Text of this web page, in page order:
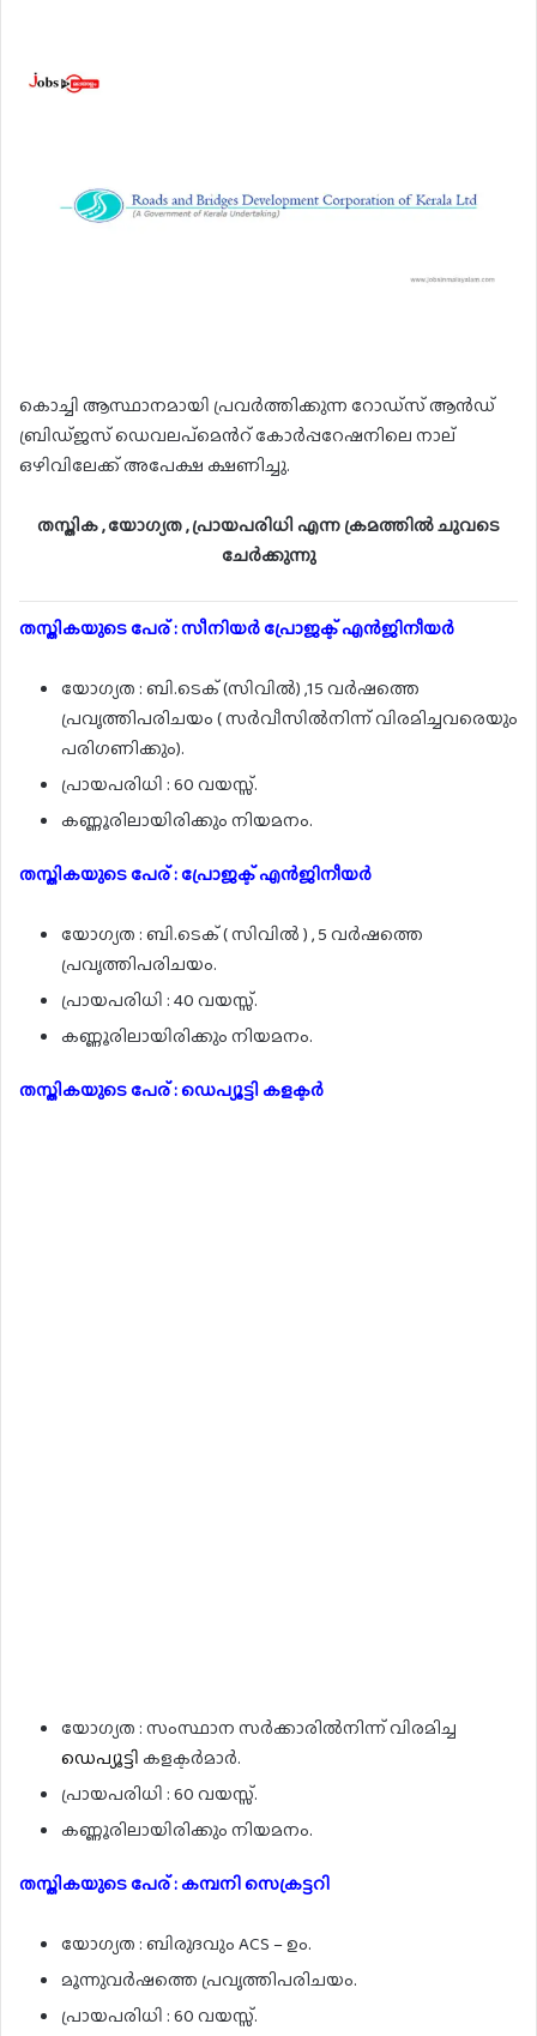
കൊച്ചി ആസ്ഥാനമായി പ്രവർത്തിക്കുന്ന റോഡ്‌സ് ആൻഡ്
ബ്രിഡ്‌ജസ് ഡെവലപ്മെൻറ് കോർപ്പറേഷനിലെ നാല്
ഒഴിവിലേക്ക് അപേക്ഷ ക്ഷണിച്ചു.
തസ്തിക , യോഗ്യത , പ്രായപരിധി എന്ന ക്രമത്തിൽ ചുവടെ
ചേർക്കുന്നു
തസ്തികയുടെ പേര് : സീനിയർ പ്രോജക്ട് എൻജിനീയർ
യോഗ്യത : ബി.ടെക് (സിവിൽ) ,15 വർഷത്തെ
പ്രവൃത്തിപരിചയം ( സർവീസിൽനിന്ന് വിരമിച്ചവരെയും
പരിഗണിക്കും).
പ്രായപരിധി : 60 വയസ്സ്.
കണ്ണൂരിലായിരിക്കും നിയമനം.
തസ്തികയുടെ പേര് : പ്രോജക്ട് എൻജിനീയർ
യോഗ്യത : ബി.ടെക് ( സിവിൽ ) , 5 വർഷത്തെ
പ്രവൃത്തിപരിചയം.
പ്രായപരിധി : 40 വയസ്സ്.
കണ്ണൂരിലായിരിക്കും നിയമനം.
തസ്തികയുടെ പേര് : ഡെപ്യൂട്ടി കളക്ടർ
യോഗ്യത : സംസ്ഥാന സർക്കാരിൽനിന്ന് വിരമിച്ച
ഡെപ്യൂട്ടി കളക്ടർമാർ.
പ്രായപരിധി : 60 വയസ്സ്.
കണ്ണൂരിലായിരിക്കും നിയമനം.
തസ്തികയുടെ പേര് : കമ്പനി സെക്രട്ടറി
യോഗ്യത : ബിരുദവും ACS – ഉം.
മൂന്നുവർഷത്തെ പ്രവൃത്തിപരിചയം.
പ്രായപരിധി : 60 വയസ്സ്.